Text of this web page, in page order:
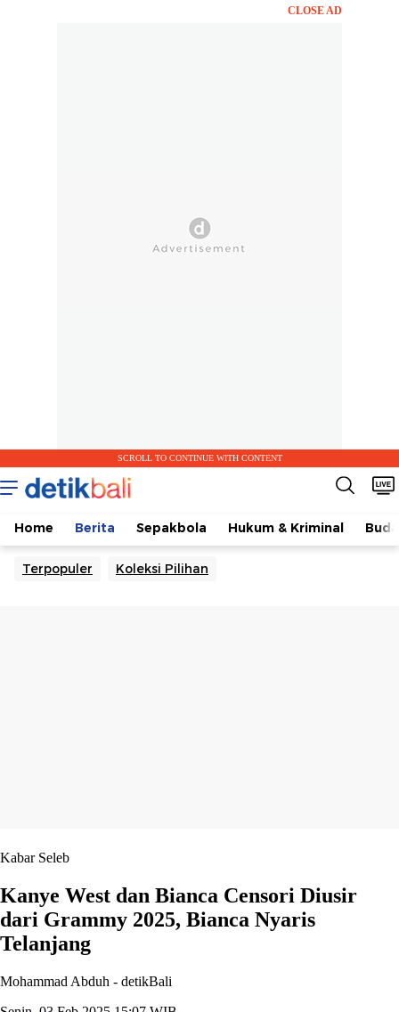
CLOSE AD
SCROLL TO CONTINUE WITH CONTENT
Home Berita Sepakbola Hukum & Kriminal
Terpopuler Koleksi Pilihan
Kabar Seleb
Kanye West dan Bianca Censori Diusir
dari Grammy 2025, Bianca Nyaris
Telanjang
Mohammad Abduh - detikBali